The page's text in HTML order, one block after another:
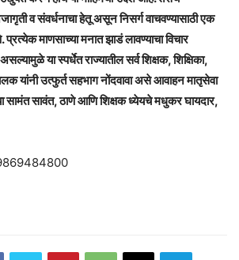
व संवर्धनाचा हेतू असून निसर्ग वाचवण्यासाठी एक
माणसाच्या मनात झाडं लावण्याचा विचार
या स्पर्धेत राज्यातील सर्व शिक्षक, शिक्षिका,
पालक यांनी उत्फुर्त सहभाग नोंदवावा असे आवाहन मातृसेवा
सामंत सावंत, ठाणे आणि शिक्षक ध्येयचे मधुकर घायदार,